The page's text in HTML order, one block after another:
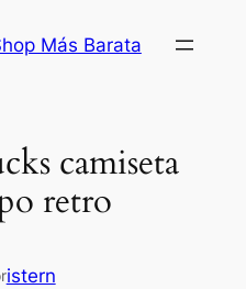
Más Barata
camiseta
retro
istern